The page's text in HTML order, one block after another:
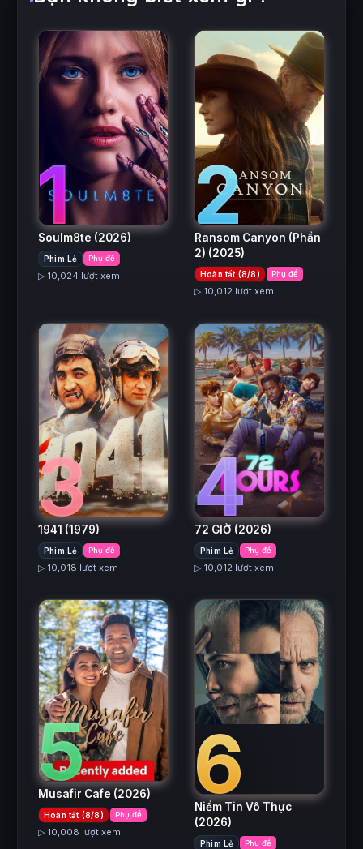
1
Soulm8te (2026)
Phim Lẻ Phụ đề
▷ 10,024 lượt xem
2
Ransom Canyon (Phần
2) (2025)
Hoàn tất (8/8) Phụ đề
▷ 10,012 lượt xem
3
1941 (1979)
Phim Lẻ Phụ đề
▷ 10,018 lượt xem
4
72 GIỜ (2026)
Phim Lẻ Phụ đề
▷ 10,012 lượt xem
5
Musafir Cafe (2026)
Hoàn tất (8/8) Phụ đề
▷ 10,008 lượt xem
6
Niềm Tin Vô Thực
(2026)
Phim Lẻ Phụ đề